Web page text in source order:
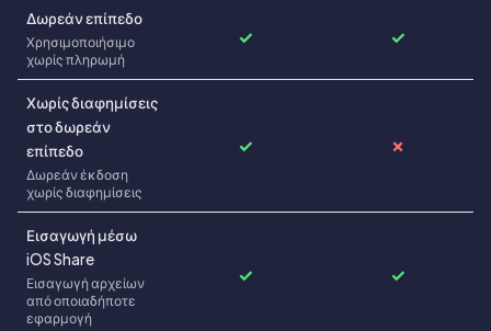
Δωρεάν επίπεδο
Χρησιμοποιήσιμο
χωρίς πληρωμή
✓ ✓
Χωρίς διαφημίσεις
στο δωρεάν
επίπεδο
Δωρεάν έκδοση
χωρίς διαφημίσεις
✓ ✗
Εισαγωγή μέσω
iOS Share
Εισαγωγή αρχείων
από οποιαδήποτε
εφαρμογή
✓ ✓